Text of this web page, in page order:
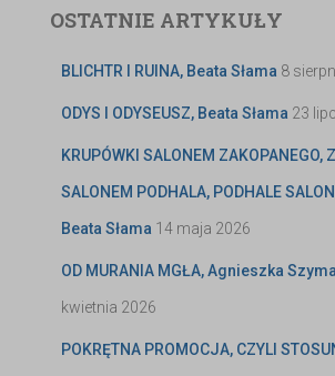
OSTATNIE ARTYKUŁY
BLICHTR I RUINA, Beata Słama 8
ODYS I ODYSEUSZ, Beata Słama 23
KRUPÓWKI SALONEM ZAKOPANEGO,
SALONEM PODHALA, PODHALE
Beata Słama 14 maja 2026
OD MURANIA MGŁA, Agnieszka
kwietnia 2026
POKRĘTNA PROMOCJA, CZYLI